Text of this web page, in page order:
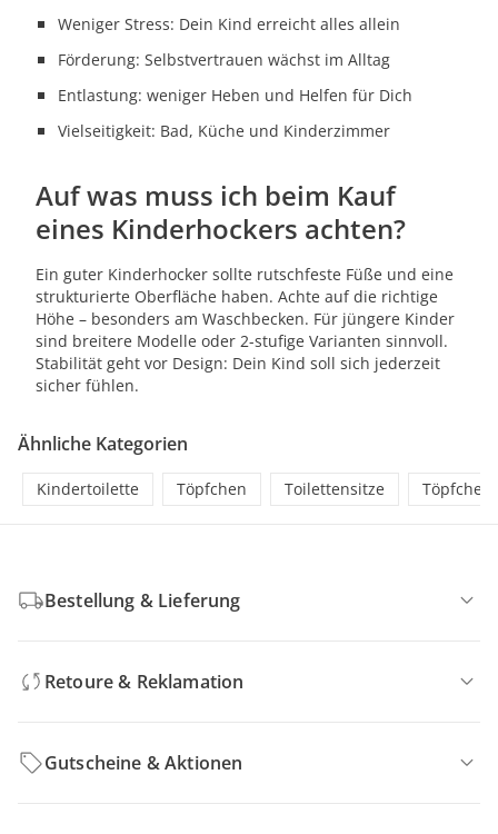
Weniger Stress: Dein Kind erreicht alles allein
Förderung: Selbstvertrauen wächst im Alltag
Entlastung: weniger Heben und Helfen für Dich
Vielseitigkeit: Bad, Küche und Kinderzimmer
Auf was muss ich beim Kauf
eines Kinderhockers achten?
Ein guter Kinderhocker sollte rutschfeste Füße und eine
strukturierte Oberfläche haben. Achte auf die richtige
Höhe – besonders am Waschbecken. Für jüngere Kinder
sind breitere Modelle oder 2-stufige Varianten sinnvoll.
Stabilität geht vor Design: Dein Kind soll sich jederzeit
sicher fühlen.
Ähnliche Kategorien
Kindertoilette Töpfchen Toilettensitze
Bestellung & Lieferung
Retoure & Reklamation
Gutscheine & Aktionen